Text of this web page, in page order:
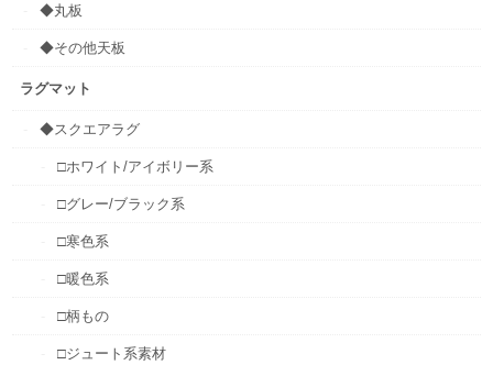
◆丸板
◆その他天板
ラグマット
◆スクエアラグ
□ホワイト/アイボリー系
□グレー/ブラック系
□寒色系
□暖色系
□柄もの
□ジュート系素材